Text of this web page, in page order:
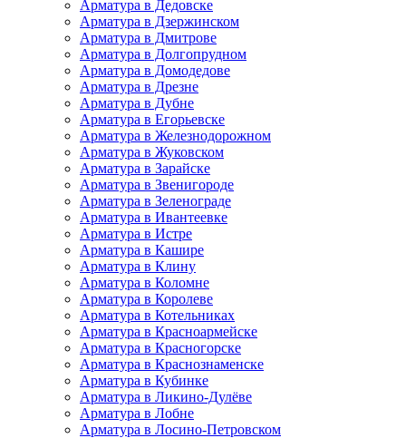
Арматура в Дедовске
Арматура в Дзержинском
Арматура в Дмитрове
Арматура в Долгопрудном
Арматура в Домодедове
Арматура в Дрезне
Арматура в Дубне
Арматура в Егорьевске
Арматура в Железнодорожном
Арматура в Жуковском
Арматура в Зарайске
Арматура в Звенигороде
Арматура в Зеленограде
Арматура в Ивантеевке
Арматура в Истре
Арматура в Кашире
Арматура в Клину
Арматура в Коломне
Арматура в Королеве
Арматура в Котельниках
Арматура в Красноармейске
Арматура в Красногорске
Арматура в Краснознаменске
Арматура в Кубинке
Арматура в Ликино-Дулёве
Арматура в Лобне
Арматура в Лосино-Петровском